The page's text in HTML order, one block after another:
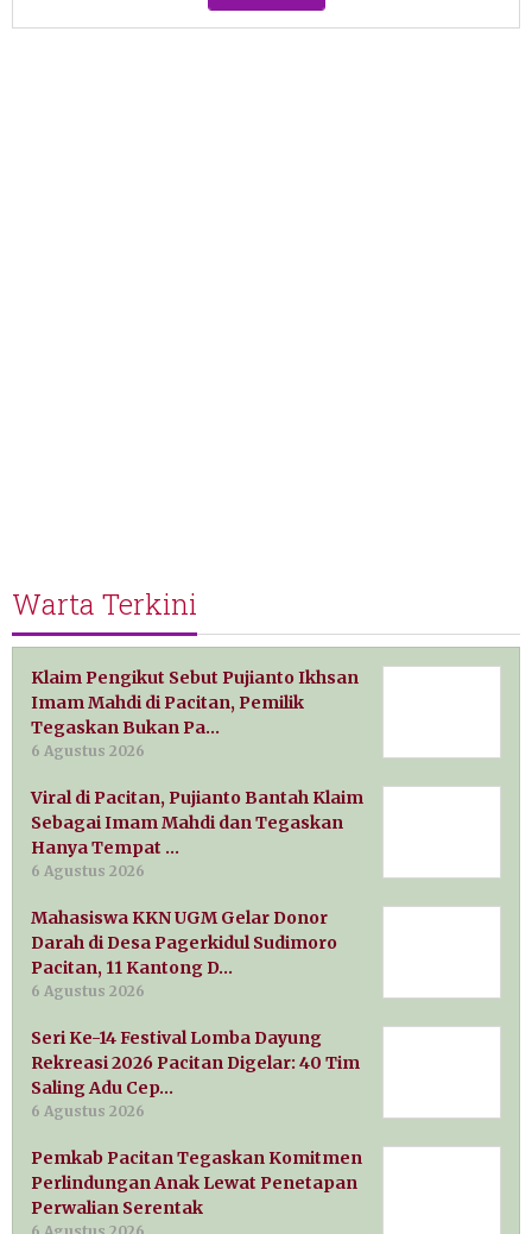
Warta Terkini
Klaim Pengikut Sebut Pujianto Ikhsan
Imam Mahdi di Pacitan, Pemilik
Tegaskan Bukan Pa…
6 Agustus 2026
Viral di Pacitan, Pujianto Bantah Klaim
Sebagai Imam Mahdi dan Tegaskan
Hanya Tempat …
6 Agustus 2026
Mahasiswa KKN UGM Gelar Donor
Darah di Desa Pagerkidul Sudimoro
Pacitan, 11 Kantong D…
6 Agustus 2026
Seri Ke-14 Festival Lomba Dayung
Rekreasi 2026 Pacitan Digelar: 40 Tim
Saling Adu Cep…
6 Agustus 2026
Pemkab Pacitan Tegaskan Komitmen
Perlindungan Anak Lewat Penetapan
Perwalian Serentak